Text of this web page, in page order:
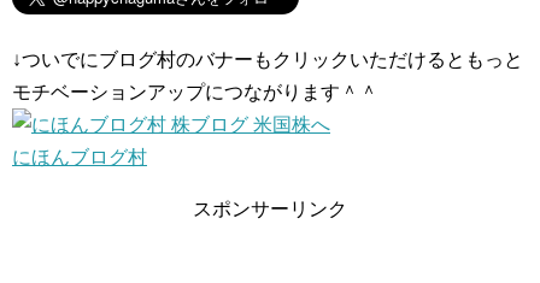
↓ついでにブログ村のバナーもクリックいただけるともっと
モチベーションアップにつながります＾＾
にほんブログ村
スポンサーリンク